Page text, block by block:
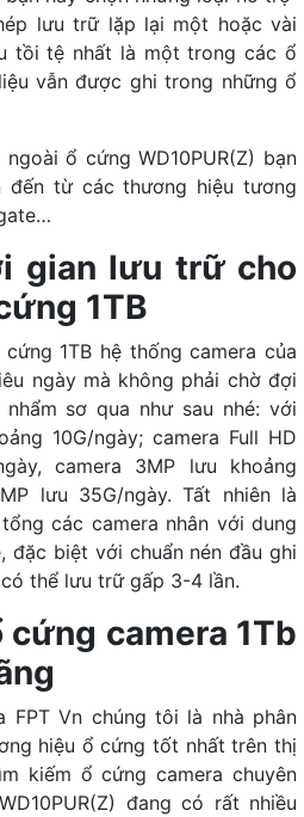
lưu trữ lặp lại một hoặc vài
tồi tệ nhất là một trong các ổ
vẫn được ghi trong những ổ
ổ cứng WD10PUR(Z) bạn
đến từ các thương hiệu tương
gian lưu trữ cho
1TB
1TB hệ thống camera của
ngày mà không phải chờ đợi
sơ qua như sau nhé: với
10G/ngày; camera Full HD
camera 3MP lưu khoảng
lưu 35G/ngày. Tất nhiên là
các camera nhân với dung
đặc biệt với chuẩn nén đầu ghi
thể lưu trữ gấp 3-4 lần.
cứng camera 1Tb
FPT Vn chúng tôi là nhà phân
hiệu ổ cứng tốt nhất trên thị
kiếm ổ cứng camera chuyên
đang có rất nhiều